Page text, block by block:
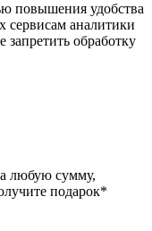
повышения удобства
сервисам аналитики
обработку
любую сумму,
подарок*